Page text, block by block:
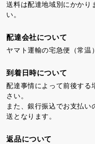
送料は配達地域別にかかり
い。
配達会社について
ヤマト運輸の宅急便（常温
到着日時について
配達事情によって前後する
さい。
また、銀行振込でお支払い
送となります。
返品について